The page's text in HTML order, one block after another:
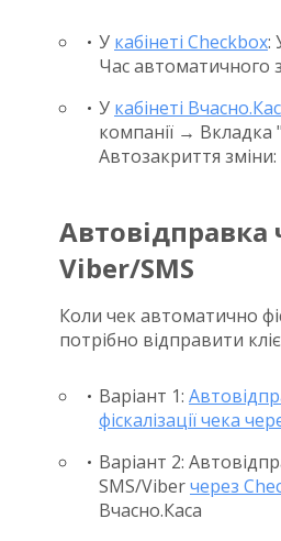
У кабінеті Checkbox:
Час автоматичного
У кабінеті
компанії → Вкладка
Автозакриття зміни:
Автовідправка
Viber/SMS
Коли чек автоматично
потрібно відправити
Варіант 1:
фіскалізації чека
Варіант 2:
SMS/Viberчерез
Вчасно.Каса